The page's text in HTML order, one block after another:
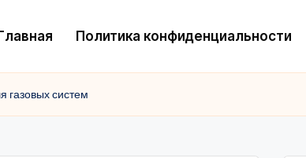
Политика конфиденциальности
газовых систем